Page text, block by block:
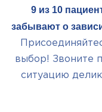
9 из 10
забывают о
выбор! Звоните
ситуацию